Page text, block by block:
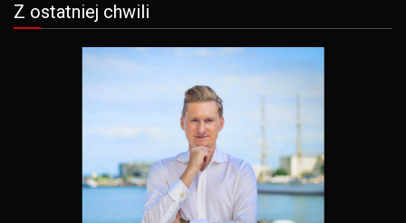
Z ostatniej chwili